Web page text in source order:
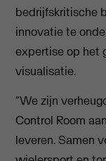
bedrijfskritische
innovatie te
expertise op het
visualisatie.
“We zijn
Control Room
leveren. Samen